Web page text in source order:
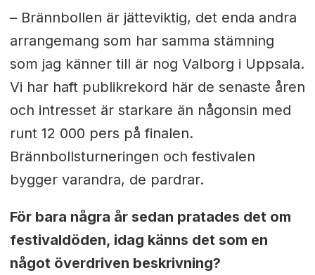
– Brännbollen är jätteviktig, det enda andra
arrangemang som har samma stämning
som jag känner till är nog Valborg i Uppsala.
Vi har haft publikrekord här de senaste åren
och intresset är starkare än någonsin med
runt 12 000 pers på finalen.
Brännbollsturneringen och festivalen
bygger varandra, de pardrar.
För bara några år sedan pratades det om
festivaldöden, idag känns det som en
något överdriven beskrivning?